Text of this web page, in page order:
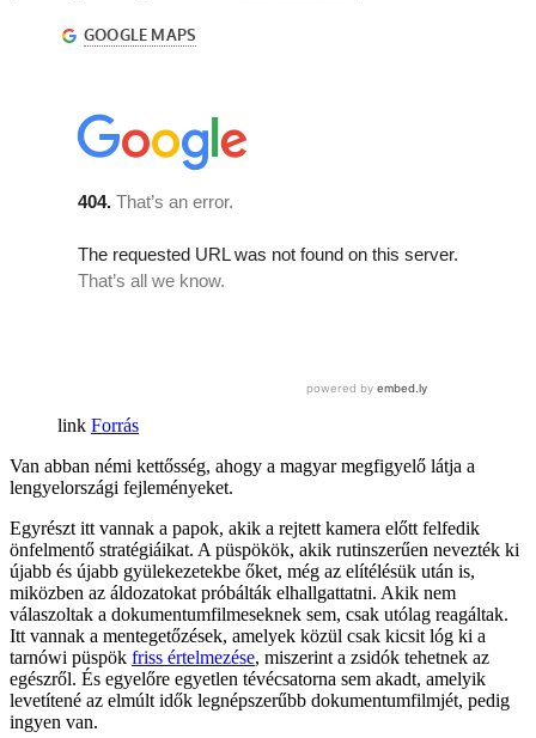
Forrás
Van abban némi kettősség, ahogy a magyar megfigyelő látja a
lengyelországi fejleményeket.
Egyrészt itt vannak a papok, akik a rejtett kamera előtt felfedik
önfelmentő stratégiáikat. A püspökök, akik rutinszerűen nevezték ki
újabb és újabb gyülekezetekbe őket, még az elítélésük után is,
miközben az áldozatokat próbálták elhallgattatni. Akik nem
válaszoltak a dokumentumfilmeseknek sem, csak utólag reagáltak.
Itt vannak a mentegetőzések, amelyek közül csak kicsit lóg ki a
tarnówi püspök friss értelmezése, miszerint a zsidók tehetnek az
egészről. És egyelőre egyetlen tévécsatorna sem akadt, amelyik
levetítené az elmúlt idők legnépszerűbb dokumentumfilmjét, pedig
ingyen van.